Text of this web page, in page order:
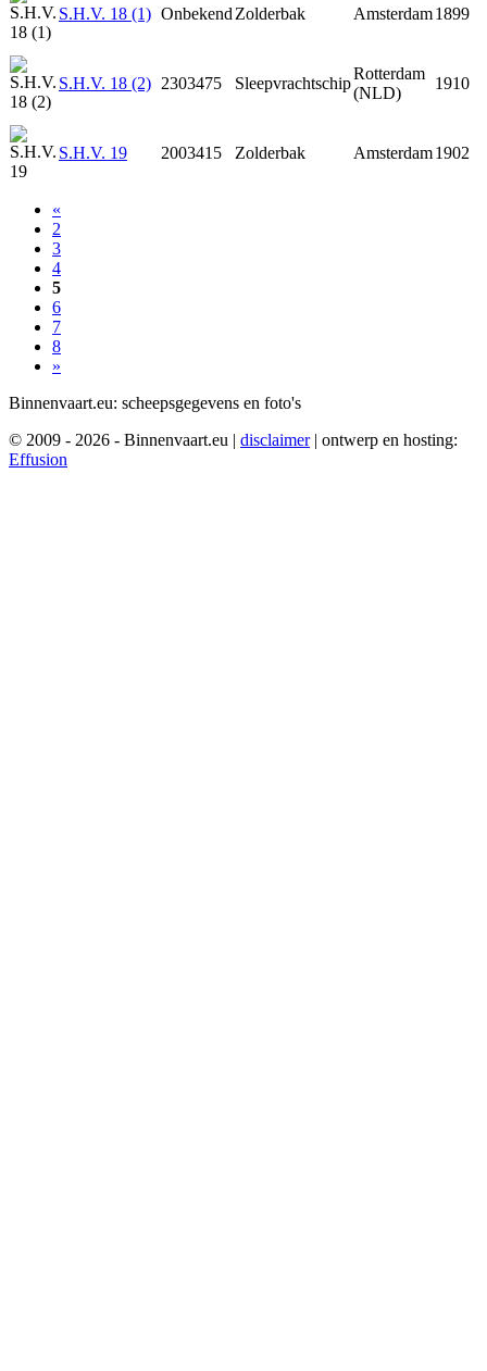
S.H.V. 18 (1) Onbekend Zolderbak Amsterdam1899
S.H.V. 18 (2) 2303475 Sleepvrachtschip
Rotterdam
(NLD)
1910
S.H.V. 19 2003415 Zolderbak Amsterdam1902
«
2
3
4
5
6
7
8
»
Binnenvaart.eu: scheepsgegevens en foto's
© 2009 - 2026 - Binnenvaart.eu | disclaimer | ontwerp en hosting:
Effusion